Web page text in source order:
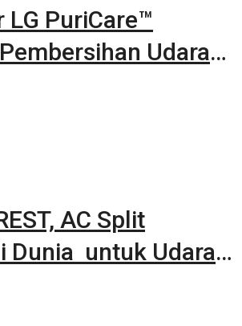
PuriCare™
Udara
AC Split
Dunia untuk Udara